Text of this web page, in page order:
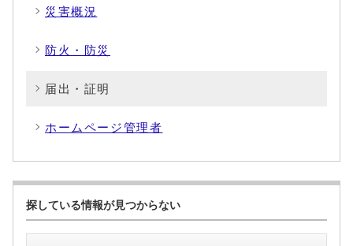
災害概況
防火・防災
届出・証明
ホームページ管理者
探している情報が見つからない